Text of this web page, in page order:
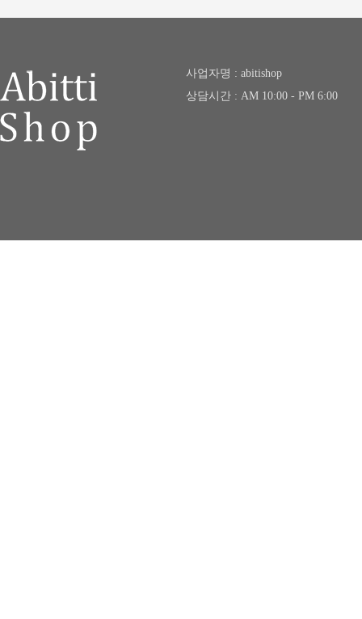
사업자명 : abitishop
상담시간 : AM 10:00 - PM 6:00